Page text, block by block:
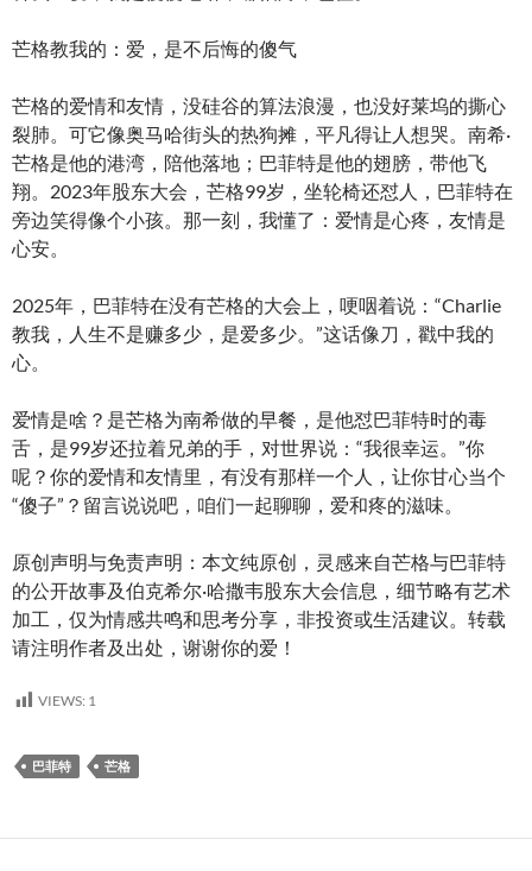
芒格教我的：爱，是不后悔的傻气
芒格的爱情和友情，没硅谷的算法浪漫，也没好莱坞的撕心
裂肺。可它像奥马哈街头的热狗摊，平凡得让人想哭。南希·
芒格是他的港湾，陪他落地；巴菲特是他的翅膀，带他飞
翔。2023年股东大会，芒格99岁，坐轮椅还怼人，巴菲特在
旁边笑得像个小孩。那一刻，我懂了：爱情是心疼，友情是
心安。
2025年，巴菲特在没有芒格的大会上，哽咽着说：“Charlie
教我，人生不是赚多少，是爱多少。”这话像刀，戳中我的
心。
爱情是啥？是芒格为南希做的早餐，是他怼巴菲特时的毒
舌，是99岁还拉着兄弟的手，对世界说：“我很幸运。”你
呢？你的爱情和友情里，有没有那样一个人，让你甘心当个
“傻子”？留言说说吧，咱们一起聊聊，爱和疼的滋味。
原创声明与免责声明：本文纯原创，灵感来自芒格与巴菲特
的公开故事及伯克希尔·哈撒韦股东大会信息，细节略有艺术
加工，仅为情感共鸣和思考分享，非投资或生活建议。转载
请注明作者及出处，谢谢你的爱！
VIEWS: 1
巴菲特 芒格